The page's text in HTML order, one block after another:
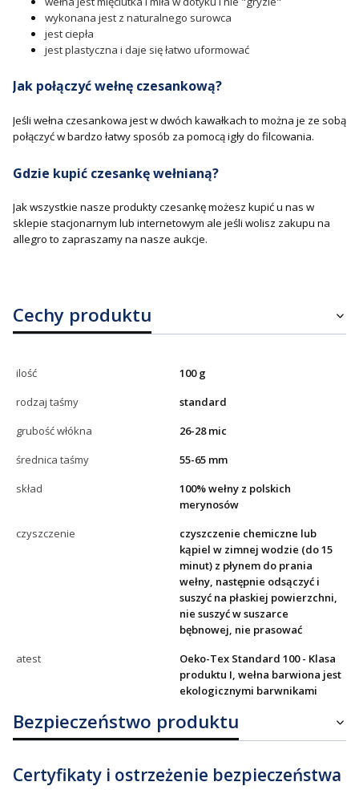
wykonana jest z naturalnego surowca
jest ciepła
jest plastyczna i daje się łatwo uformować
Jak połączyć wełnę czesankową?
Jeśli wełna czesankowa jest w dwóch kawałkach to można je ze sobą
połączyć w bardzo łatwy sposób za pomocą igły do filcowania.
Gdzie kupić czesankę wełnianą?
Jak wszystkie nasze produkty czesankę możesz kupić u nas w
sklepie stacjonarnym lub internetowym ale jeśli wolisz zakupu na
allegro to zapraszamy na nasze aukcje.
Cechy produktu
ilość
100 g
rodzaj taśmy
standard
grubość włókna
26-28 mic
średnica taśmy
55-65 mm
skład
100% wełny z polskich
merynosów
czyszczenie
czyszczenie chemiczne lub
kąpiel w zimnej wodzie (do 15
minut) z płynem do prania
wełny, następnie odsączyć i
suszyć na płaskiej powierzchni,
nie suszyć w suszarce
bębnowej, nie prasować
atest
Oeko-Tex Standard 100 - Klasa
produktu I, wełna barwiona jest
ekologicznymi barwnikami
Bezpieczeństwo produktu
Certyfikaty i ostrzeżenie bezpieczeństwa